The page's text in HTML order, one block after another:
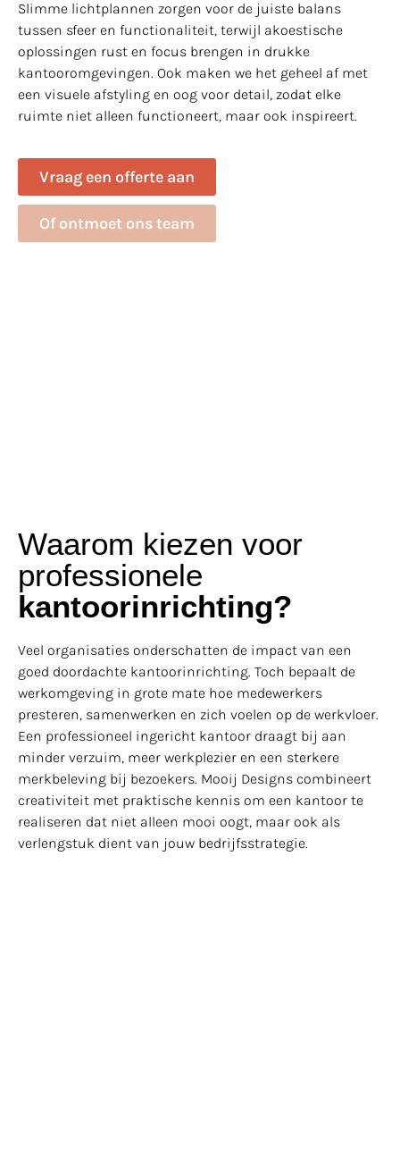
Slimme lichtplannen zorgen voor de juiste balans
tussen sfeer en functionaliteit, terwijl akoestische
oplossingen rust en focus brengen in drukke
kantooromgevingen. Ook maken we het geheel af met
een visuele afstyling en oog voor detail, zodat elke
ruimte niet alleen functioneert, maar ook inspireert.
Vraag een offerte aan
Of ontmoet ons team
Waarom kiezen voor
professionele
kantoorinrichting?
Veel organisaties onderschatten de impact van een
goed doordachte kantoorinrichting. Toch bepaalt de
werkomgeving in grote mate hoe medewerkers
presteren, samenwerken en zich voelen op de werkvloer.
Een professioneel ingericht kantoor draagt bij aan
minder verzuim, meer werkplezier en een sterkere
merkbeleving bij bezoekers. Mooij Designs combineert
creativiteit met praktische kennis om een kantoor te
realiseren dat niet alleen mooi oogt, maar ook als
verlengstuk dient van jouw bedrijfsstrategie.